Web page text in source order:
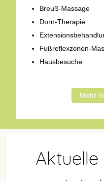
Breuß-Massage
Dorn-Therapie
Fußreflexzonen-
Hausbesuche
Mehr